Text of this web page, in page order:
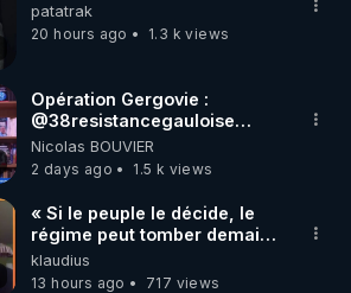
patatrak
20 hours ago
1.3 k views
Opération Gergovie :
‪@38resistancegauloise‬
‪@MarionSigautOfficiel‬
‪@gladysriifard5710‬ Laëtitia
Nicolas BOUVIER
2 days ago
1.5 k views
« Si le peuple le décide, le
régime peut tomber demain !
»
klaudius
13 hours ago
717 views